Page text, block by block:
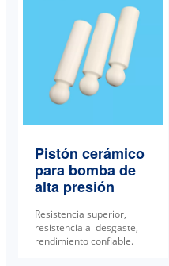
Pistón cerámico
para bomba de
alta presión
Resistencia superior,
resistencia al desgaste,
rendimiento confiable.